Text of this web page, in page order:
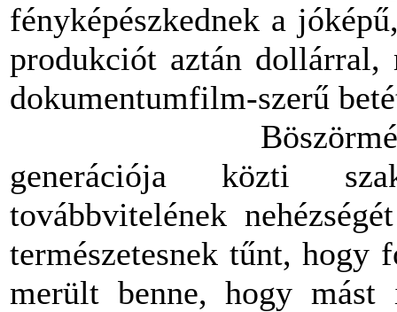
fényképészkednek a
produkciót aztán dollárral,
dokumentumfilm-szerű
Böszörményi
generációja közti
továbbvitelének
természetesnek tűnt, hogy
merült benne, hogy